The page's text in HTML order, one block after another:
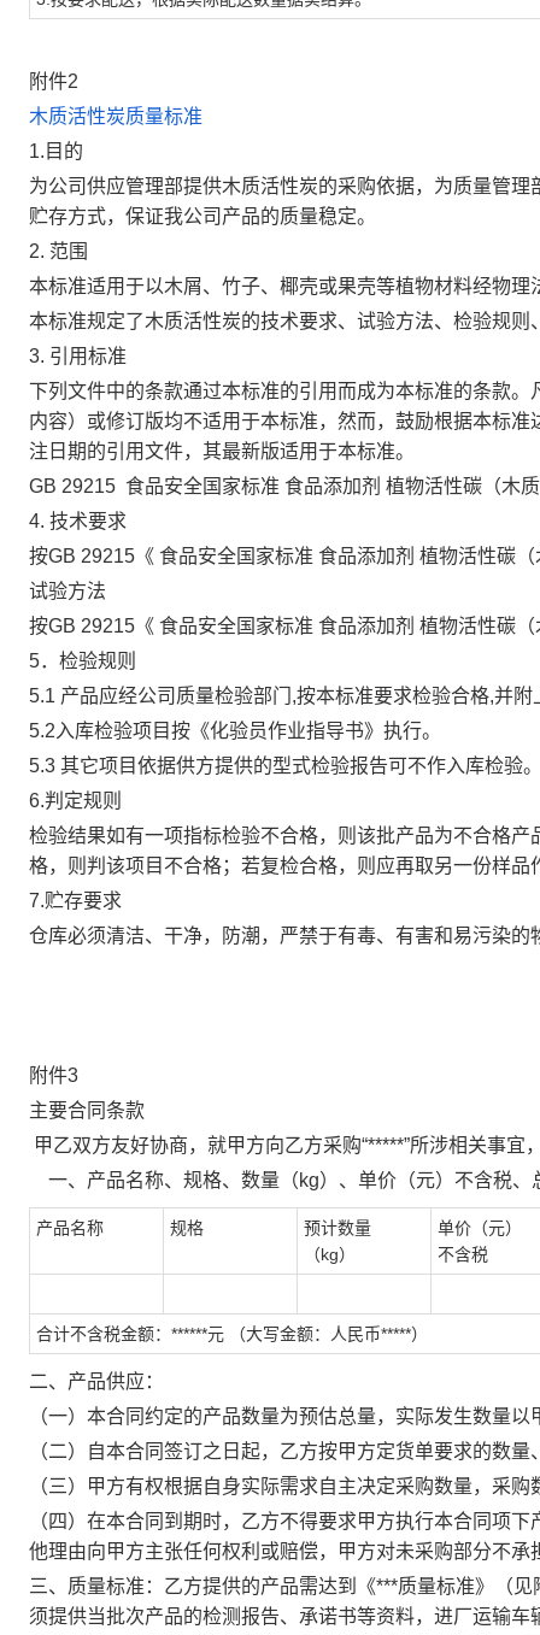
附件2
木质活性炭质量标准
1.目的
为公司供应管理部提供木质活性炭的采购依据，为质量管
贮存方式，保证我公司产品的质量稳定。
2. 范围
本标准适用于以木屑、竹子、椰壳或果壳等植物材料经物
本标准规定了木质活性炭的技术要求、试验方法、检验规则
3. 引用标准
下列文件中的条款通过本标准的引用而成为本标准的条款
内容）或修订版均不适用于本标准，然而，鼓励根据本标
注日期的引用文件，其最新版适用于本标准。
GB 29215 食品安全国家标准 食品添加剂 植物活性碳（木
4. 技术要求
按GB 29215《 食品安全国家标准 食品添加剂 植物活性碳
试验方法
按GB 29215《 食品安全国家标准 食品添加剂 植物活性碳
5．检验规则
5.1 产品应经公司质量检验部门,按本标准要求检验合格,并
5.2入库检验项目按《化验员作业指导书》执行。
5.3 其它项目依据供方提供的型式检验报告可不作入库检验
6.判定规则
检验结果如有一项指标检验不合格，则该批产品为不合格
格，则判该项目不合格；若复检合格，则应再取另一份样
7.贮存要求
仓库必须清洁、干净，防潮，严禁于有毒、有害和易污染的
附件3
主要合同条款
甲乙双方友好协商，就甲方向乙方采购“*****”所涉相关事宜
一、产品名称、规格、数量（kg）、单价（元）不含税
产品名称 规格
预计数量
（kg）
单价（元）
不含税
合计不含税金额：******元 （大写金额：人民币*****）
二、 产品供应：
（一）本合同约定的产品数量为预估总量，实际发生数量
（二）自本合同签订之日起，乙方按甲方定货单要求的数
（三）甲方有权根据自身实际需求自主决定采购数量，采
（四）在本合同到期时，乙方不得要求甲方执行本合同项
他理由向甲方主张任何权利或赔偿，甲方对未采购部分不承
三、 质量标准：乙方提供的产品需达到《***质量标准》（
须提供当批次产品的检测报告、承诺书等资料，进厂运输